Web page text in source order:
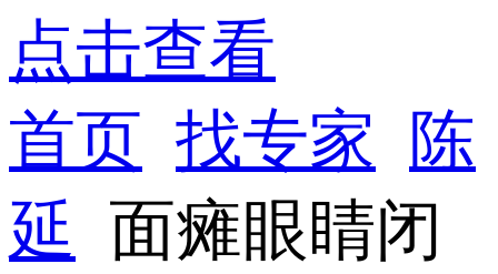
点击查看
首页 找专家
陈
延 面瘫眼睛闭